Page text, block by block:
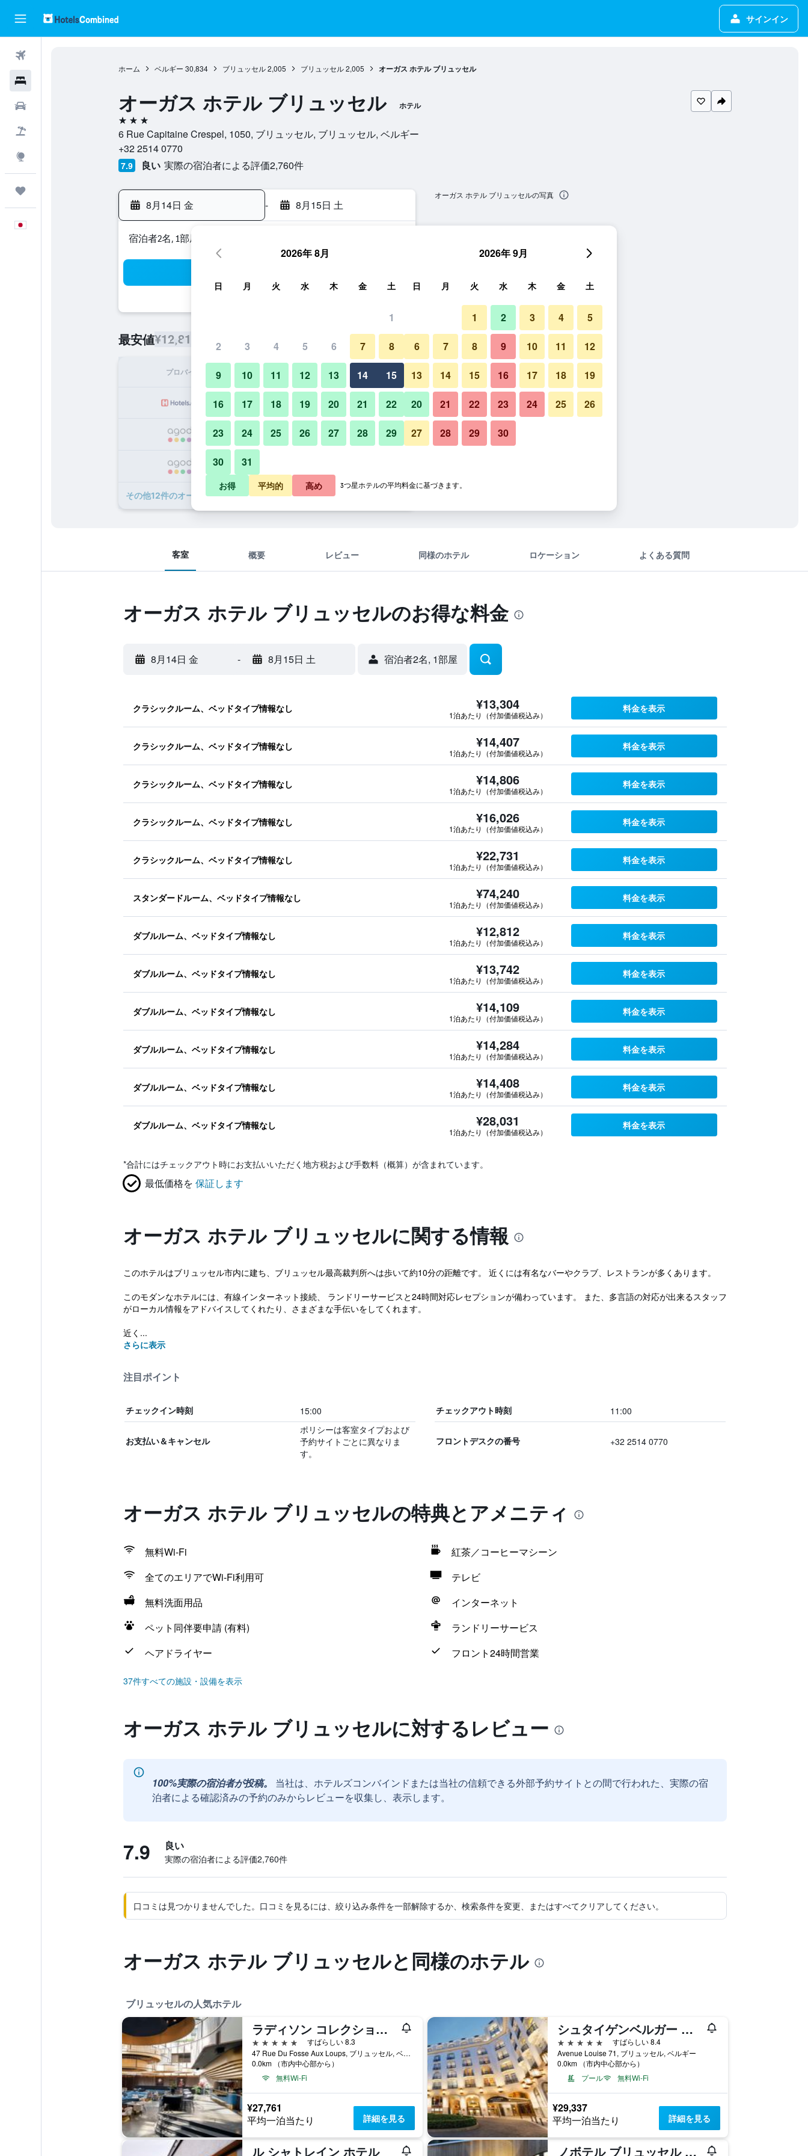
サインイン
ホーム ベルギー 30,834 ブリュッセル 2,005 ブリュッセル 2,005 オーガス ホテル ブリュッセル
オーガス ホテル ブリュッセル ホテル
3つ星
6 Rue Capitaine Crespel, 1050, ブリュッセル, ブリュッセル, ベルギー
+32 2514 0770
7.9 良い 実際の宿泊者による評価2,760​件
8月14日 金 - 8月15日 土
宿泊者2名, 1​部屋
最安値¥12,812
プロバイダ 1泊あたり合計
¥12,812 プランを見る
¥13,304 プランを見る
​その他12​件のオーガス ホテル ブリュッセルのオファー
オーガス ホテル ブリュッセルの写真
客室 概要 レビュー 同様のホテル ロケーション よくある質問
オーガス ホテル ブリュッセルのお得な料金
8月14日 金 - 8月15日 土 宿泊者2名, 1​部屋
クラシックルーム、ベッドタイプ情報なし ¥13,304
1泊あたり（付加価値税込み）
料金を表示
クラシックルーム、ベッドタイプ情報なし ¥14,407
1泊あたり（付加価値税込み）
料金を表示
クラシックルーム、ベッドタイプ情報なし ¥14,806
1泊あたり（付加価値税込み）
料金を表示
クラシックルーム、ベッドタイプ情報なし ¥16,026
1泊あたり（付加価値税込み）
料金を表示
クラシックルーム、ベッドタイプ情報なし ¥22,731
1泊あたり（付加価値税込み）
料金を表示
スタンダードルーム、ベッドタイプ情報なし ¥74,240
1泊あたり（付加価値税込み）
料金を表示
ダブルルーム、ベッドタイプ情報なし ¥12,812
1泊あたり（付加価値税込み）
料金を表示
ダブルルーム、ベッドタイプ情報なし ¥13,742
1泊あたり（付加価値税込み）
料金を表示
ダブルルーム、ベッドタイプ情報なし ¥14,109
1泊あたり（付加価値税込み）
料金を表示
ダブルルーム、ベッドタイプ情報なし ¥14,284
1泊あたり（付加価値税込み）
料金を表示
ダブルルーム、ベッドタイプ情報なし ¥14,408
1泊あたり（付加価値税込み）
料金を表示
ダブルルーム、ベッドタイプ情報なし ¥28,031
1泊あたり（付加価値税込み）
料金を表示
*合計にはチェックアウト時にお支払いいただく地方税および手数料（概算）が含まれています。
最低価格を 保証します
オーガス ホテル ブリュッセルに関する情報
このホテルはブリュッセル市内に建ち、ブリュッセル最高裁判所へは歩いて約10分の距離です。 近くには有名なバーやクラブ、レストランが多くあります。
このモダンなホテルには、有線インターネット接続、 ランドリーサービスと24時間対応レセプションが備わっています。 また、多言語の対応が出来るスタッフ
がローカル情報をアドバイスしてくれたり、さまざまな手伝いをしてくれます。
近く...
さらに表示
注目ポイント
チェックイン時刻 15:00 チェックアウト時刻 11:00
お支払い＆キャンセル
ポリシーは客室タイプおよび
予約サイトごとに異なりま
す。
フロントデスクの番号 +32 2514 0770
オーガス ホテル ブリュッセルの特典とアメニティ
無料Wi-Fi
紅茶／コーヒーマシーン
全てのエリアでWi-Fi利用可
テレビ
無料洗面用品
インターネット
ペット同伴要申請 (有料)
ランドリーサービス
ヘアドライヤー
フロント24時間営業
37件すべての施設・設備を表示
オーガス ホテル ブリュッセルに対するレビュー
100%実際の宿泊者が投稿。
当社は、ホテルズコンバインドまたは当社の信頼できる外部予約サイトとの間で行われた、実際の宿
泊者による確認済みの予約のみからレビューを収集し、表示します。
7.9 良い
実際の宿泊者による評価2,760​件
口コミは見つかりませんでした。口コミを見るには、絞り込み条件を一部解除するか、検索条件を変更、またはすべてクリアしてください。
オーガス ホテル ブリュッセルと同様のホテル
ブリュッセルの人気ホテル
ラディソン コレクション グラン プレイス ブリュッセル
5つ星
すばらしい 8.3
47 Rue Du Fosse Aux Loups, ブリュッセル, ベルギー
0.0km （市内中心部から）
無料Wi-Fi
¥27,761
平均一泊当たり 詳細を見る
シュタイゲンベルガー アイコン ウィルチャーズ
5つ星
すばらしい 8.4
Avenue Louise 71, ブリュッセル, ベルギー
0.0km （市内中心部から）
プール
無料Wi-Fi
¥29,337
平均一泊当たり 詳細を見る
ル シャトレイン ホテル ノボテル ブリュッセル サントル ミディ
2026年 8月
日 月 火 水 木 金 土
1
2 3 4 5 6 7 8
9 10 11 12 13 14 15
16 17 18 19 20 21 22
23 24 25 26 27 28 29
30 31
2026年 9月
日 月 火 水 木 金 土
1 2 3 4 5
6 7 8 9 10 11 12
13 14 15 16 17 18 19
20 21 22 23 24 25 26
27 28 29 30
お得 平均的 高め 3つ星ホテルの平均料金に基づきます。